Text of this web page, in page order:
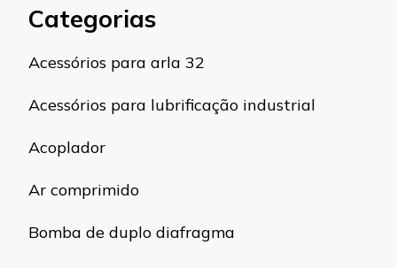
Categorias
Acessórios para arla 32
Acessórios para lubrificação industrial
Acoplador
Ar comprimido
Bomba de duplo diafragma